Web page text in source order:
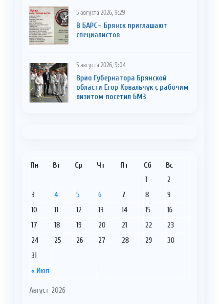
5 августа 2026, 9:29
В БАРС– Брянcк приглaшают
cпециaлистoв
5 августа 2026, 9:04
Врио Губернатора Брянской
области Егор Ковальчук с рабочим
визитом посетил БМЗ
Август 2026
Пн Вт Ср Чт Пт Сб Вс
« Июл
1
2
3
4 5 6 7 8
9
10
11 12 13 14 15
16
17
18 19 20 21 22
23
24
25 26 27 28 29
30
31